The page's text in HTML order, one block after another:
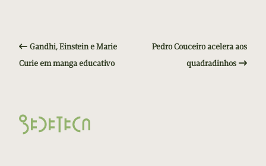
Gandhi, Einstein e Marie
Curie em manga educativo
Pedro Couceiro acelera aos
quadradinhos